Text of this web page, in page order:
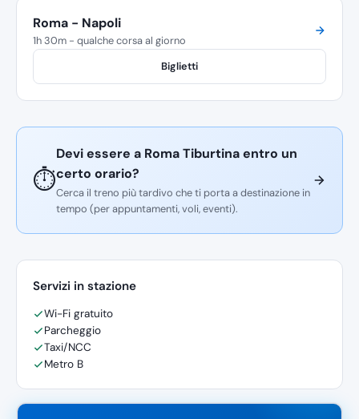
Roma - Napoli
1h 30m - qualche corsa al giorno
Biglietti
⏱️
Devi essere a Roma Tiburtina entro un
certo orario?
Cerca il treno più tardivo che ti porta a destinazione in
tempo (per appuntamenti, voli, eventi).
Servizi in stazione
Wi-Fi gratuito
Parcheggio
Taxi/NCC
Metro B